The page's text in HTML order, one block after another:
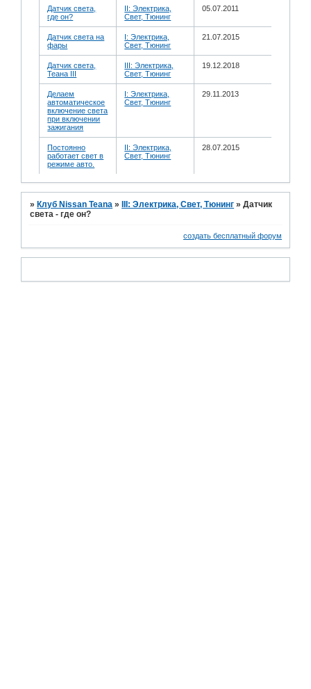
Датчик света,
где он?
II: Электрика,
Свет, Тюнинг
05.07.2011
Датчик света на
фары
I: Электрика,
Свет, Тюнинг
21.07.2015
Датчик света,
Теана III
III: Электрика,
Свет, Тюнинг
19.12.2018
Делаем
автоматическое
включение света
при включении
зажигания
I: Электрика,
Свет, Тюнинг
29.11.2013
Постоянно
работает свет в
режиме авто.
II: Электрика,
Свет, Тюнинг
28.07.2015
» Клуб Nissan Teana » III: Электрика, Свет, Тюнинг »Датчик
света - где он?
создать бесплатный форум